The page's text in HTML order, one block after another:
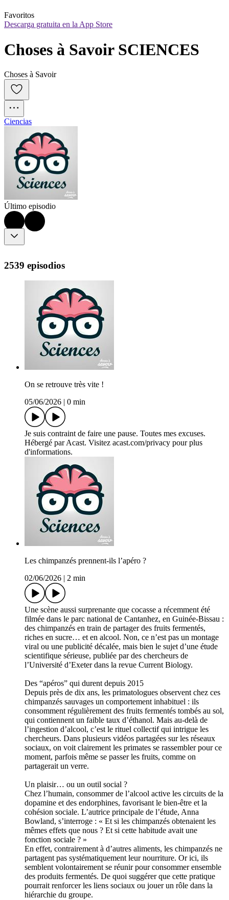
Favoritos
Descarga gratuita en la App Store
Choses à Savoir SCIENCES
Choses à Savoir
Ciencias
Último episodio
2539 episodios
On se retrouve très vite !
05/06/2026
0 min
Je suis contraint de faire une pause. Toutes mes excuses.
Hébergé par Acast. Visitez acast.com/privacy pour plus
d'informations.
Les chimpanzés prennent-ils l’apéro ?
02/06/2026
2 min
Une scène aussi surprenante que cocasse a récemment été
filmée dans le parc national de Cantanhez, en Guinée-Bissau :
des chimpanzés en train de partager des fruits fermentés,
riches en sucre… et en alcool. Non, ce n’est pas un montage
viral ou une publicité décalée, mais bien le sujet d’une étude
scientifique sérieuse, publiée par des chercheurs de
l’Université d’Exeter dans la revue Current Biology.
Des “apéros” qui durent depuis 2015
Depuis près de dix ans, les primatologues observent chez ces
chimpanzés sauvages un comportement inhabituel : ils
consomment régulièrement des fruits fermentés tombés au sol,
qui contiennent un faible taux d’éthanol. Mais au-delà de
l’ingestion d’alcool, c’est le rituel collectif qui intrigue les
chercheurs. Dans plusieurs vidéos partagées sur les réseaux
sociaux, on voit clairement les primates se rassembler pour ce
moment, parfois même se passer les fruits, comme on
partagerait un verre.
Un plaisir… ou un outil social ?
Chez l’humain, consommer de l’alcool active les circuits de la
dopamine et des endorphines, favorisant le bien-être et la
cohésion sociale. L’autrice principale de l’étude, Anna
Bowland, s’interroge : « Et si les chimpanzés obtenaient les
mêmes effets que nous ? Et si cette habitude avait une
fonction sociale ? »
En effet, contrairement à d’autres aliments, les chimpanzés ne
partagent pas systématiquement leur nourriture. Or ici, ils
semblent volontairement se réunir pour consommer ensemble
des produits fermentés. De quoi suggérer que cette pratique
pourrait renforcer les liens sociaux ou jouer un rôle dans la
hiérarchie du groupe.